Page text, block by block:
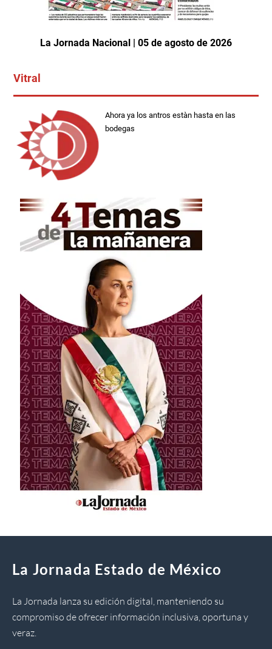
La Jornada Nacional | 05 de agosto de 2026
Vitral
Ahora ya los antros estàn hasta en las
bodegas
La Jornada Estado de México
La Jornada lanza su edición digital, manteniendo su
compromiso de ofrecer información inclusiva, oportuna y
veraz.